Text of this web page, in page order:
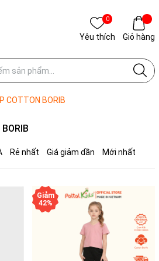
0
Yêu thích Giỏ hàng
COTTON BORIB
Rẻ nhất Giá giảm dần Mới nhất